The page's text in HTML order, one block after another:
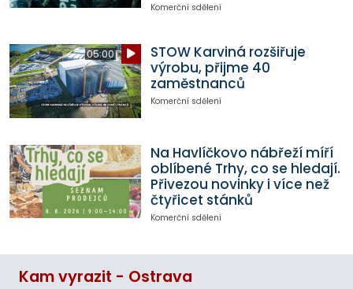
Komerční sdělení
05:00
STOW Karviná rozšiřuje
výrobu, přijme 40
zaměstnanců
Komerční sdělení
Na Havlíčkovo nábřeží míří
oblíbené Trhy, co se hledají.
Přivezou novinky i více než
čtyřicet stánků
Komerční sdělení
Kam vyrazit - Ostrava